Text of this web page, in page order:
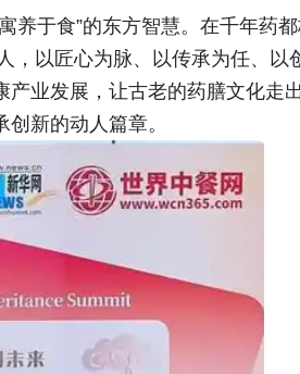
养于食”的东方智慧。在千年药
，以匠心为脉、以传承为任、以
业发展，让古老的药膳文化走
新的动人篇章。
会